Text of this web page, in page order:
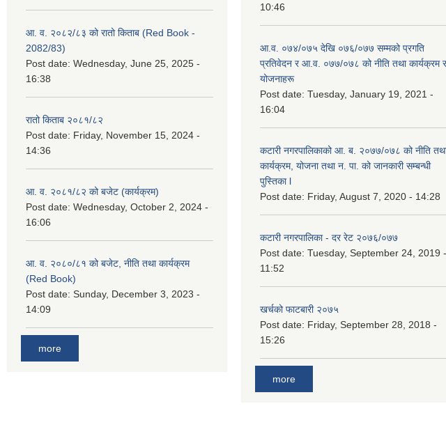
आ. व. २०८२/८३ को रातो किताब (Red Book -
2082/83)
Post date: Wednesday, June 25, 2025 -
16:38
रातो किताब २०८१/८२
Post date: Friday, November 15, 2024 -
14:36
आ. व. २०८१/८२ को बजेट (कार्यक्रम)
Post date: Wednesday, October 2, 2024 -
16:06
आ. व. २०८०/८१ को बजेट, नीति तथा कार्यक्रम
(Red Book)
Post date: Sunday, December 3, 2023 -
14:09
more
10:46
आ.व. ०७४/०७५ देखि ०७६/०७७ सम्मको प्रगति
प्रतिवेदन र आ.व. ०७७/०७८ को नीति तथा कार्यक्रम र
योजनाहरू
Post date: Tuesday, January 19, 2021 -
16:04
कटारी नगरपालिकाको आ. ब. २०७७/०७८ को नीति
कार्यक्रम, योजना तथा न. पा. को जानकारी सम्बन्धी
पुस्तिका l
Post date: Friday, August 7, 2020 - 14:28
कटारी नगरपालिका - दर रेट २०७६/०७७
Post date: Tuesday, September 24, 2019 -
11:52
खर्चको फाटबारी २०७५
Post date: Friday, September 28, 2018 -
15:26
more